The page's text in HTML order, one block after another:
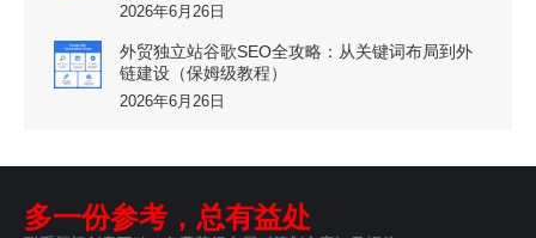
2026年6月26日
外贸独立站谷歌SEO全攻略：从关键词布局到外
链建设（保姆级教程）
2026年6月26日
多一份参考，总有益处